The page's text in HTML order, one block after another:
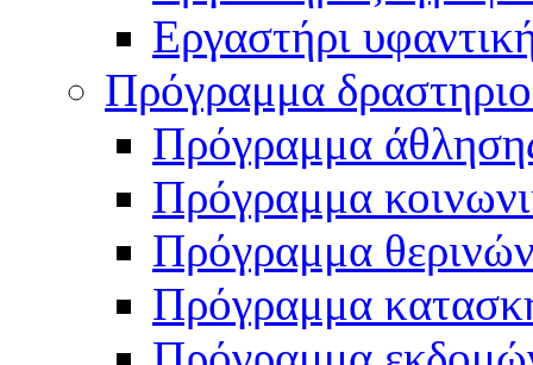
Εργαστήρι
Πρόγραμμα
Πρόγραμμα
Πρόγραμμα
Πρόγραμμα
Πρόγραμμα